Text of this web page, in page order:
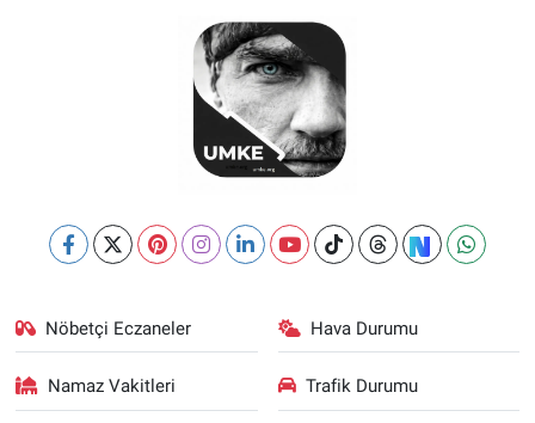
Nöbetçi Eczaneler Hava Durumu
Namaz Vakitleri Trafik Durumu